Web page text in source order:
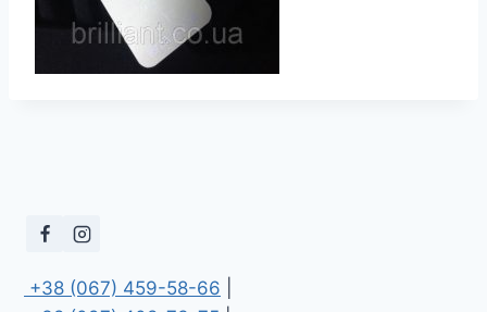
+38 (067) 459-58-66